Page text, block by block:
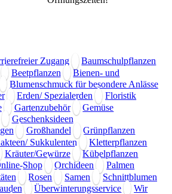
Zugang
Baumschulpflanzen
Beetpflanzen
Bienen- und
Blumenschmuck für besondere Anlässe
Erden/ Spezialerden
Floristik
Gartenzubehör
Gemüse
Geschenksideen
Großhandel
Grünpflanzen
Sukkulenten
Kletterpflanzen
Kräuter/Gewürze
Kübelpflanzen
Shop Orchideen
Palmen
Rosen Samen
Schnittblumen
Überwinterungsservice
Wir